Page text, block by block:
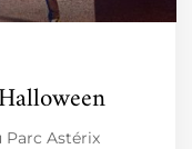
Parc Astérix